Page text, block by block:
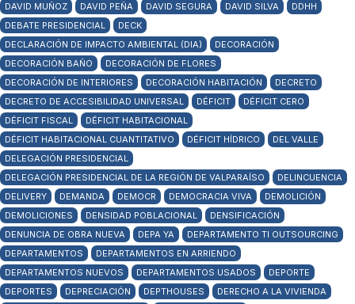
DAVID MUÑOZ
DAVID PEÑA DAVID SEGURA DAVID SILVA
DDHH
DEBATE PRESIDENCIAL
DECK
DECLARACIÓN DE IMPACTO AMBIENTAL (DIA)
DECORACIÓN
DECORACIÓN BAÑO
DECORACIÓN DE FLORES
DECORACIÓN DE INTERIORES
DECORACIÓN HABITACIÓN
DECRETO
DECRETO DE ACCESIBILIDAD UNIVERSAL
DÉFICIT
DÉFICIT CERO
DÉFICIT FISCAL
DÉFICIT HABITACIONAL
DÉFICIT HABITACIONAL CUANTITATIVO
DÉFICIT HÍDRICO
DEL VALLE
DELEGACIÓN PRESIDENCIAL
DELEGACIÓN PRESIDENCIAL DE LA REGIÓN DE VALPARAÍSO
DELINCUENCIA
DELIVERY
DEMANDA DEMOCR DEMOCRACIA VIVA
DEMOLICIÓN
DEMOLICIONES
DENSIDAD POBLACIONAL
DENSIFICACIÓN
DENUNCIA DE OBRA NUEVA
DEPA YA
DEPARTAMENTO TI OUTSOURCING
DEPARTAMENTOS
DEPARTAMENTOS EN ARRIENDO
DEPARTAMENTOS NUEVOS
DEPARTAMENTOS USADOS
DEPORTE
DEPORTES
DEPRECIACIÓN DEPTHOUSES DERECHO A LA VIVIENDA